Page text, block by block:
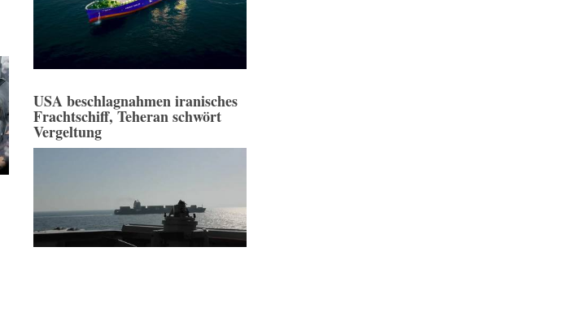
USA beschlagnahmen iranisches
Frachtschiff, Teheran schwört
Vergeltung